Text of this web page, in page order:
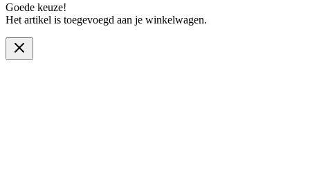
Goede keuze!
Het artikel is toegevoegd aan je winkelwagen.